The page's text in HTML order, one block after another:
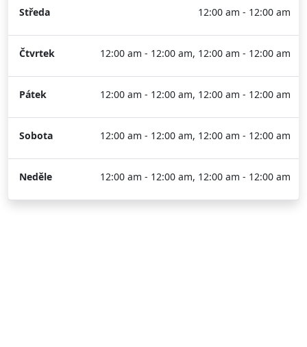
Středa 12:00 am - 12:00 am
Čtvrtek 12:00 am - 12:00 am, 12:00 am - 12:00 am
Pátek 12:00 am - 12:00 am, 12:00 am - 12:00 am
Sobota 12:00 am - 12:00 am, 12:00 am - 12:00 am
Neděle 12:00 am - 12:00 am, 12:00 am - 12:00 am